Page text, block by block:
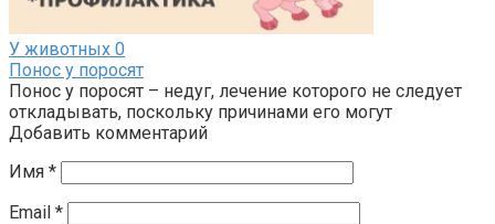
У животных 0
Понос у поросят
Понос у поросят – недуг, лечение которого не следует
откладывать, поскольку причинами его могут
Добавить комментарий
Имя *
Email *